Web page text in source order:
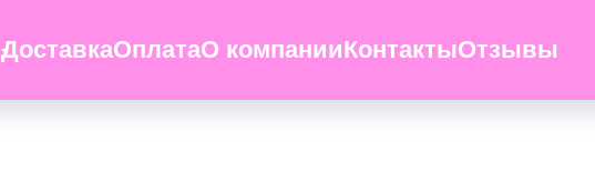
ДоставкаОплатаО компанииКонтактыОтзывы